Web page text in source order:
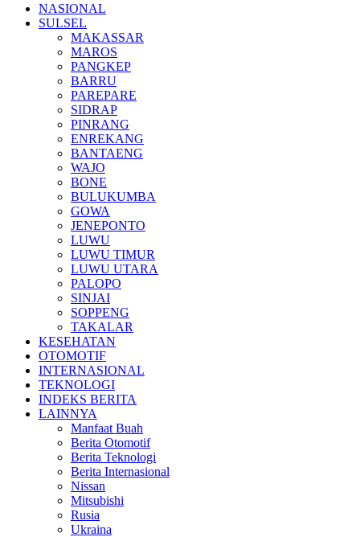
NASIONAL
SULSEL
MAKASSAR
MAROS
PANGKEP
BARRU
PAREPARE
SIDRAP
PINRANG
ENREKANG
BANTAENG
WAJO
BONE
BULUKUMBA
GOWA
JENEPONTO
LUWU
LUWU TIMUR
LUWU UTARA
PALOPO
SINJAI
SOPPENG
TAKALAR
KESEHATAN
OTOMOTIF
INTERNASIONAL
TEKNOLOGI
INDEKS BERITA
LAINNYA
Manfaat Buah
Berita Otomotif
Berita Teknologi
Berita Internasional
Nissan
Mitsubishi
Rusia
Ukraina